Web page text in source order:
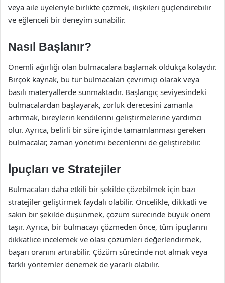
veya aile üyeleriyle birlikte çözmek, ilişkileri güçlendirebilir
ve eğlenceli bir deneyim sunabilir.
Nasıl Başlanır?
Önemli ağırlığı olan bulmacalara başlamak oldukça kolaydır.
Birçok kaynak, bu tür bulmacaları çevrimiçi olarak veya
basılı materyallerde sunmaktadır. Başlangıç seviyesindeki
bulmacalardan başlayarak, zorluk derecesini zamanla
artırmak, bireylerin kendilerini geliştirmelerine yardımcı
olur. Ayrıca, belirli bir süre içinde tamamlanması gereken
bulmacalar, zaman yönetimi becerilerini de geliştirebilir.
İpuçları ve Stratejiler
Bulmacaları daha etkili bir şekilde çözebilmek için bazı
stratejiler geliştirmek faydalı olabilir. Öncelikle, dikkatli ve
sakin bir şekilde düşünmek, çözüm sürecinde büyük önem
taşır. Ayrıca, bir bulmacayı çözmeden önce, tüm ipuçlarını
dikkatlice incelemek ve olası çözümleri değerlendirmek,
başarı oranını artırabilir. Çözüm sürecinde not almak veya
farklı yöntemler denemek de yararlı olabilir.